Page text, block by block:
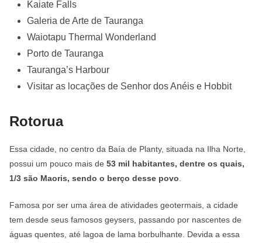
Kaiate Falls
Galeria de Arte de Tauranga
Waiotapu Thermal Wonderland
Porto de Tauranga
Tauranga’s Harbour
Visitar as locações de Senhor dos Anéis e Hobbit
Rotorua
Essa cidade, no centro da Baía de Planty, situada na Ilha Norte,
possui um pouco mais de 53 mil habitantes, dentre os quais,
1/3 são Maoris, sendo o berço desse povo
Famosa por ser uma área de atividades geotermais, a cidade
tem desde seus famosos geysers, passando por nascentes de
águas quentes, até lagoa de lama borbulhante. Devida a essa